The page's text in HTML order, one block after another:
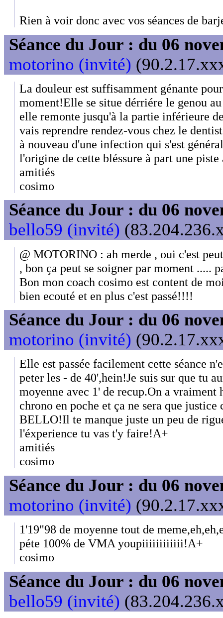
Rien à voir donc avec vos séances de
Séance du Jour : du 06
motorino (invité)
La douleur est suffisamment génante
moment!Elle se situe dérriére le genou
elle remonte jusqu'à la partie inférieure
vais reprendre rendez-vous chez le
à nouveau d'une infection qui s'est
l'origine de cette bléssure à part une
amitiés
cosimo
Séance du Jour : du 06
bello59 (invité)
@ MOTORINO : ah merde , oui c'est
, bon ça peut se soigner par moment .....
Bon mon coach cosimo est content de
bien ecouté et en plus c'est passé!!!!
Séance du Jour : du 06
motorino (invité)
Elle est passée facilement cette séance
peter les - de 40',hein!Je suis sur que tu
moyenne avec 1' de recup.On a vraiment
chrono en poche et ça ne sera que justice
BELLO!Il te manque juste un peu de
l'éxperience tu vas t'y faire!A+
amitiés
cosimo
Séance du Jour : du 06
motorino (invité)
1'19"98 de moyenne tout de
péte 100% de VMA youpiiiiiiiiiiii!A+
cosimo
Séance du Jour : du 06
bello59 (invité)